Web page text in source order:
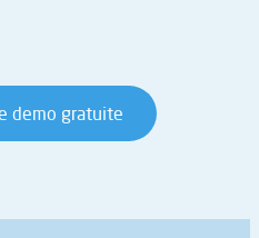
demo gratuite